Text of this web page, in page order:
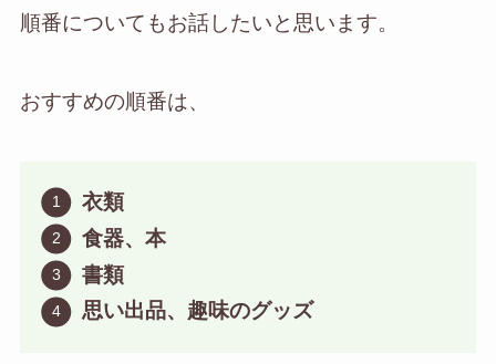
順番についてもお話したいと思います。
おすすめの順番は、
衣類
食器、本
書類
思い出品、趣味のグッズ